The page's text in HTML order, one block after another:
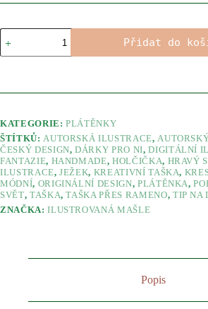
Plátěnka
Sára
malířka
Přidat do
KATEGORIE:PLÁTĚNKY
ŠTÍTKŮ:AUTORSKÁ ILUSTRACE,
ČESKÝ DESIGN,DÁRKY PRO NI,DIGITÁLNÍ
FANTAZIE, HANDMADE,HOLČIČKA, HRAVÝ
ILUSTRACE,JEŽEK, KREATIVNÍ TAŠKA,
MÓDNÍ, ORIGINÁLNÍ DESIGN, PLÁTĚNKA,
SVĚT, TAŠKA,TAŠKA PŘES RAMENO, TIP NA
ZNAČKA:ILUSTROVANÁ MAŠLE
Popis